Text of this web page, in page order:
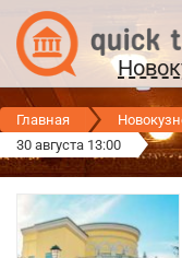
Главная
30 августа 13:00